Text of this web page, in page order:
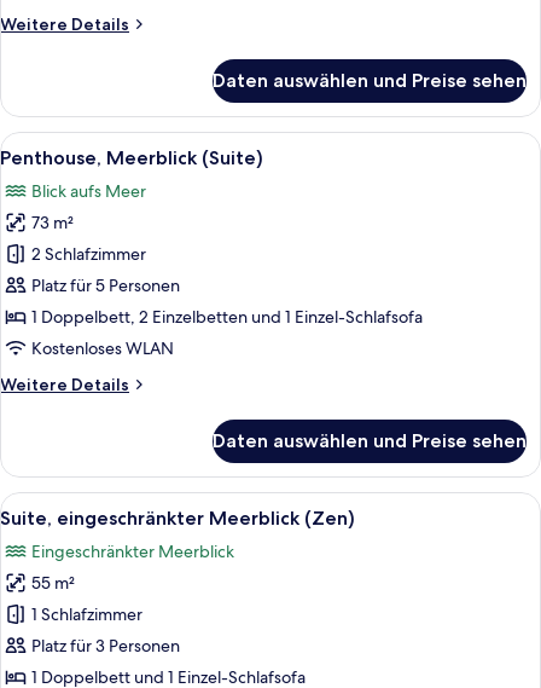
Weitere Details
Weitere
Suite,
eigener
Pool,
Daten auswählen und Preise sehen
Alle
Fotos
für
Penthouse,
Meerblick
(Suite)
anzeigen
Ein Hotelzimmer mit Bett,
13
Penthouse, Meerblick (Suite)
Blick aufs Meer
73 m²
2 Schlafzimmer
Platz für 5 Personen
1 Doppelbett, 2 Einzelbetten und 1 Einzel-Schlafsofa
Kostenloses WLAN
Weitere Details
Weitere
Meerblick
(Suite)
Daten auswählen und Preise sehen
Alle
Fotos
für
Suite,
eingeschränkter
Meerblick
(Zen)
Eine Frau auf einem Balkon mit
3
Suite, eingeschränkter Meerblick (Zen)
Eingeschränkter Meerblick
55 m²
1 Schlafzimmer
Platz für 3 Personen
1 Doppelbett und 1 Einzel-Schlafsofa